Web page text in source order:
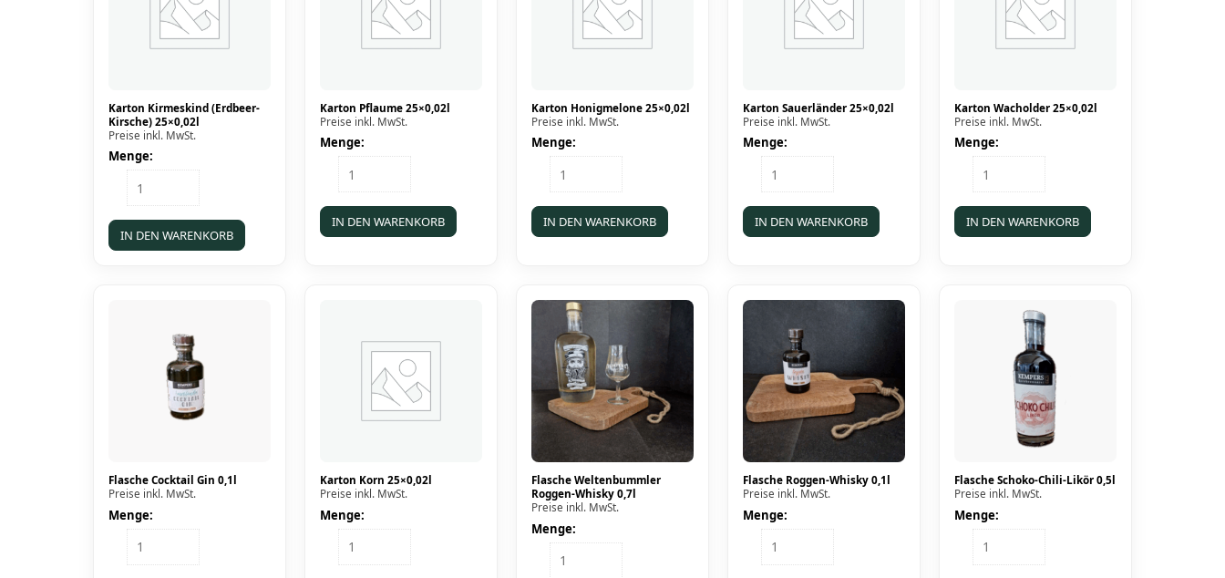
Karton Kirmeskind (Erdbeer-
Kirsche) 25×0,02l
Preise inkl. MwSt.
Menge:
Karton
Kirmeskind
Kirsche)
25x0,02l
IN DEN WARENKORB
Karton Pflaume 25×0,02l
Preise inkl. MwSt.
Menge:
Karton
Pflaume
Menge
IN DEN WARENKORB
Karton Honigmelone 25×0,02l
Preise inkl. MwSt.
Menge:
Karton
Honigmelone
Menge
IN DEN WARENKORB
Karton Sauerländer 25×0,02l
Preise inkl. MwSt.
Menge:
Karton
Sauerländer
Menge
IN DEN WARENKORB
Karton Wacholder 25×0,02l
Preise inkl. MwSt.
Menge:
Karton
Wacholder
Menge
IN DEN WARENKORB
Flasche Cocktail Gin 0,1l
Preise inkl. MwSt.
Menge:
Flasche
Cocktail
Karton Korn 25×0,02l
Preise inkl. MwSt.
Menge:
Karton
Korn
Flasche Weltenbummler
Roggen-Whisky 0,7l
Preise inkl. MwSt.
Menge:
Flasche
Weltenbummler
Flasche Roggen-Whisky 0,1l
Preise inkl. MwSt.
Menge:
Flasche
Roggen-
Flasche Schoko-Chili-Likör 0,5l
Preise inkl. MwSt.
Menge:
Flasche
Schoko-